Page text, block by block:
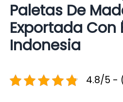
Paletas De
Exportada Con
Indonesia
4.8/5 -